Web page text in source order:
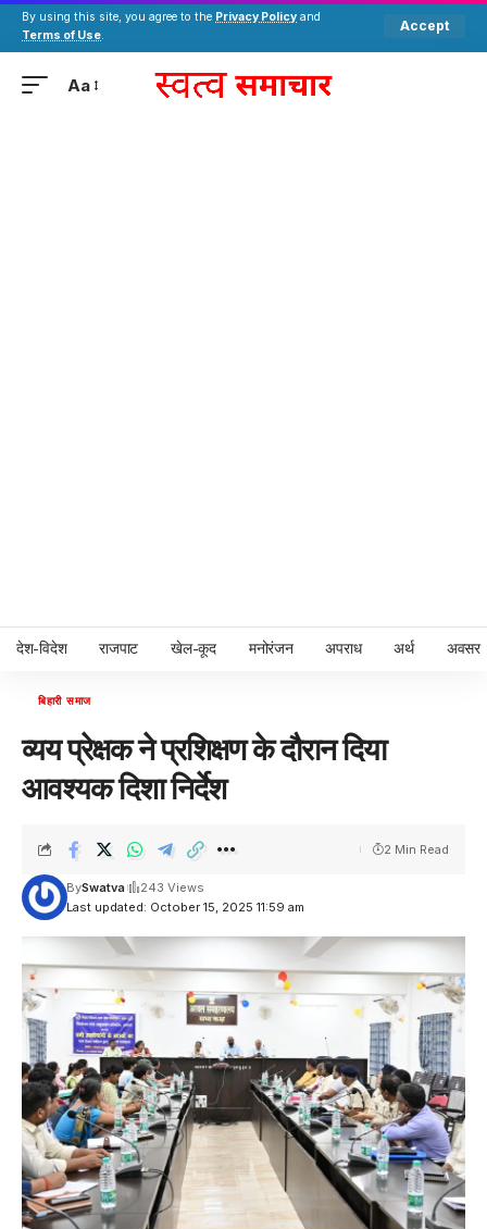
By using this site, you agree to the Privacy Policy and
Terms of Use.
Accept
Aa
देश-विदेश राजपाट खेल-कूद मनोरंजन अपराध अर्थ अवसर
बिहारी समाज
व्यय प्रेक्षक ने प्रशिक्षण के दौरान दिया
आवश्यक दिशा निर्देश
Last updated: October 15, 2025 11:59 am
BySwatva 243 Views
2 Min Read